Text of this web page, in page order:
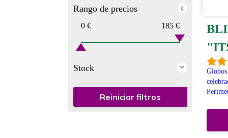
Rango de precios
0 € 185 €
Stock
Reiniciar filtros